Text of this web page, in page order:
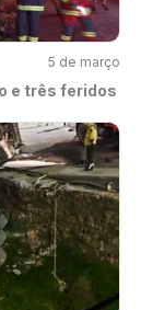
5 de março
e três feridos